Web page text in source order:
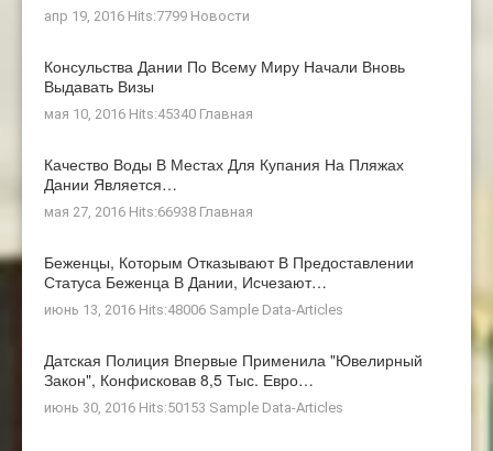
апр 19, 2016 Hits:7799 Новости
Консульства Дании По Всему Миру Начали Вновь
Выдавать Визы
мая 10, 2016 Hits:45340 Главная
Качество Воды В Местах Для Купания На Пляжах
Дании Является…
мая 27, 2016 Hits:66938 Главная
Беженцы, Которым Отказывают В Предоставлении
Статуса Беженца В Дании, Исчезают…
июнь 13, 2016 Hits:48006 Sample Data-Articles
Датская Полиция Впервые Применила "ювелирный
Закон", Конфисковав 8,5 Тыс. Евро…
июнь 30, 2016 Hits:50153 Sample Data-Articles